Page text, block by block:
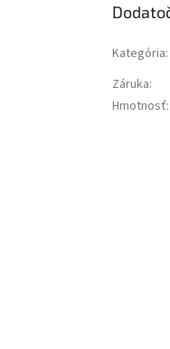
Kategória:
Záruka:
Hmotnosť: